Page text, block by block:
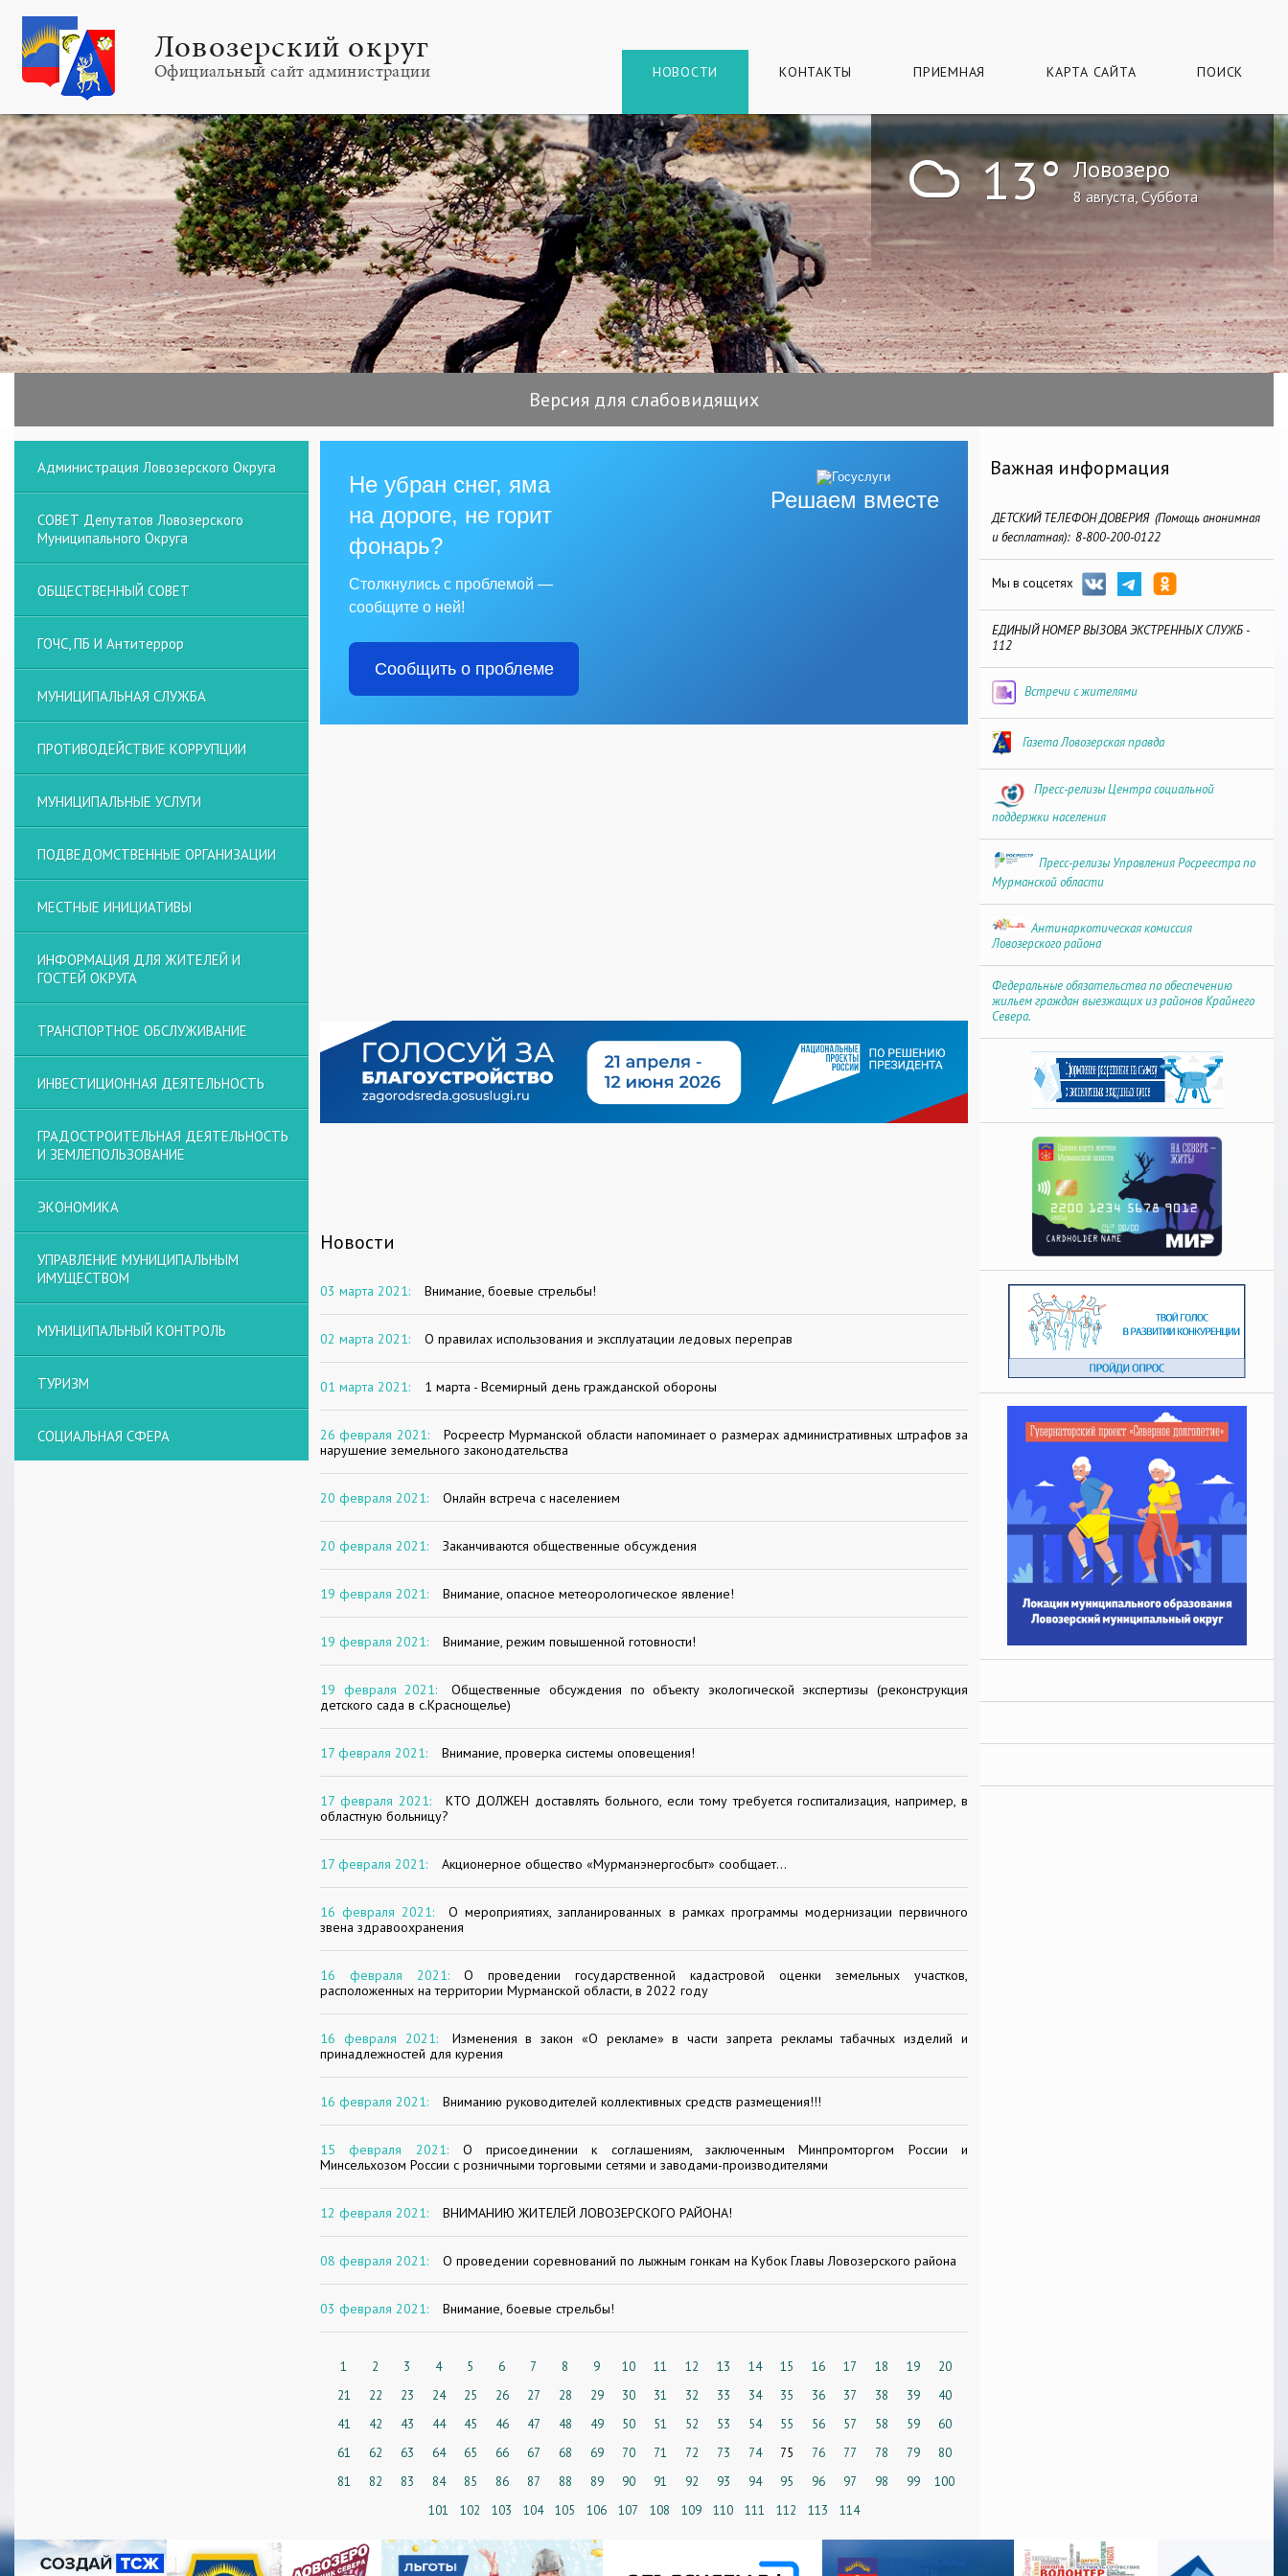
Ловозерский округ
Официальный сайт администрации НОВОСТИ КОНТАКТЫ ПРИЕМНАЯ КАРТА САЙТА ПОИСК
! 13° Ловозеро
8 августа, Суббота
Версия для слабовидящих
Решаем вместе
Не убран снег, яма
на дороге, не горит
фонарь?
Столкнулись с проблемой —
сообщите о ней!
Сообщить о проблеме
Новости
03 марта 2021: Внимание, боевые стрельбы!
02 марта 2021: О правилах использования и эксплуатации ледовых переправ
01 марта 2021: 1 марта - Всемирный день гражданской обороны
26 февраля 2021:
Росреестр Мурманской области напоминает о размерах административных штрафов за
нарушение земельного законодательства
20 февраля 2021: Онлайн встреча с населением
20 февраля 2021: Заканчиваются общественные обсуждения
19 февраля 2021: Внимание, опасное метеорологическое явление!
19 февраля 2021: Внимание, режим повышенной готовности!
19 февраля 2021:
Общественные обсуждения по объекту экологической экспертизы (реконструкция
детского сада в с.Краснощелье)
17 февраля 2021: Внимание, проверка системы оповещения!
17 февраля 2021:
КТО ДОЛЖЕН доставлять больного, если тому требуется госпитализация, например, в
областную больницу?
17 февраля 2021: Акционерное общество «Мурманэнергосбыт» сообщает...
16 февраля 2021:
О мероприятиях, запланированных в рамках программы модернизации первичного
звена здравоохранения
16 февраля 2021:
О проведении государственной кадастровой оценки земельных участков,
расположенных на территории Мурманской области, в 2022 году
16 февраля 2021:
Изменения в закон «О рекламе» в части запрета рекламы табачных изделий и
принадлежностей для курения
16 февраля 2021: Вниманию руководителей коллективных средств размещения!!!
15 февраля 2021:
О присоединении к соглашениям, заключенным Минпромторгом России и
Минсельхозом России с розничными торговыми сетями и заводами-производителями
12 февраля 2021: ВНИМАНИЮ ЖИТЕЛЕЙ ЛОВОЗЕРСКОГО РАЙОНА!
08 февраля 2021: О проведении соревнований по лыжным гонкам на Кубок Главы Ловозерского района
03 февраля 2021: Внимание, боевые стрельбы!
1 2 3 4 5 6 7 8 9 10 11 12 13 14 15 16 17 18 19
20
21
22 23 24 25 26 27 28 29 30 31 32 33 34 35 36 37 38 39
40
41
42 43 44 45 46 47 48 49 50 51 52 53 54 55 56 57 58 59
60
61
62 63 64 65 66 67 68 69 70 71 72 73 74 75 76 77 78 79
80
81
82 83 84 85 86 87 88 89 90 91 92 93 94 95 96 97 98 99
100
101
102 103 104 105 106 107 108 109 110 111 112 113 114
Администрация Ловозерского Округа
СОВЕТ Депутатов Ловозерского
Муниципального Округа
ОБЩЕСТВЕННЫЙ СОВЕТ
ГОЧС, ПБ И Антитеррор
МУНИЦИПАЛЬНАЯ СЛУЖБА
ПРОТИВОДЕЙСТВИЕ КОРРУПЦИИ
МУНИЦИПАЛЬНЫЕ УСЛУГИ
ПОДВЕДОМСТВЕННЫЕ ОРГАНИЗАЦИИ
МЕСТНЫЕ ИНИЦИАТИВЫ
ИНФОРМАЦИЯ ДЛЯ ЖИТЕЛЕЙ И
ГОСТЕЙ ОКРУГА
ТРАНСПОРТНОЕ ОБСЛУЖИВАНИЕ
ИНВЕСТИЦИОННАЯ ДЕЯТЕЛЬНОСТЬ
ГРАДОСТРОИТЕЛЬНАЯ ДЕЯТЕЛЬНОСТЬ
И ЗЕМЛЕПОЛЬЗОВАНИЕ
ЭКОНОМИКА
УПРАВЛЕНИЕ МУНИЦИПАЛЬНЫМ
ИМУЩЕСТВОМ
МУНИЦИПАЛЬНЫЙ КОНТРОЛЬ
ТУРИЗМ
СОЦИАЛЬНАЯ СФЕРА
Важная информация
ДЕТСКИЙ ТЕЛЕФОН ДОВЕРИЯ (Помощь анонимная
и бесплатная): 8-800-200-0122
Мы в соцсетях
ЕДИНЫЙ НОМЕР ВЫЗОВА ЭКСТРЕННЫХ СЛУЖБ -
112
Встречи с жителями
Газета Ловозерская правда
Пресс-релизы Центра социальной
поддержки населения
Пресс-релизы Управления Росреестра по
Мурманской области
Антинаркотическая комиссия
Ловозерского района
Федеральные обязательства по обеспечению
жильем граждан выезжащих из районов Крайнего
Севера.